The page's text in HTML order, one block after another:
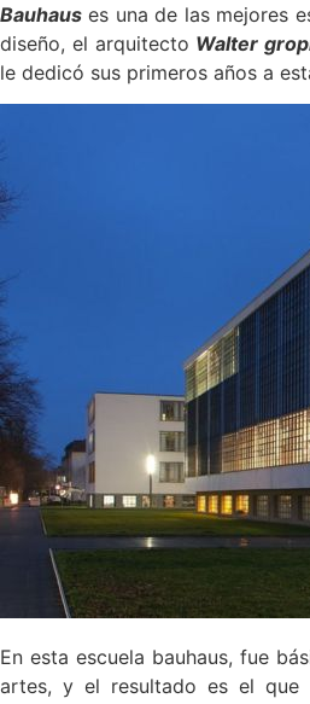
Bauhaus es una de las mejores
diseño, el arquitecto Walter
le dedicó sus primeros años a
En esta escuela bauhaus, fue
artes, y el resultado es el que